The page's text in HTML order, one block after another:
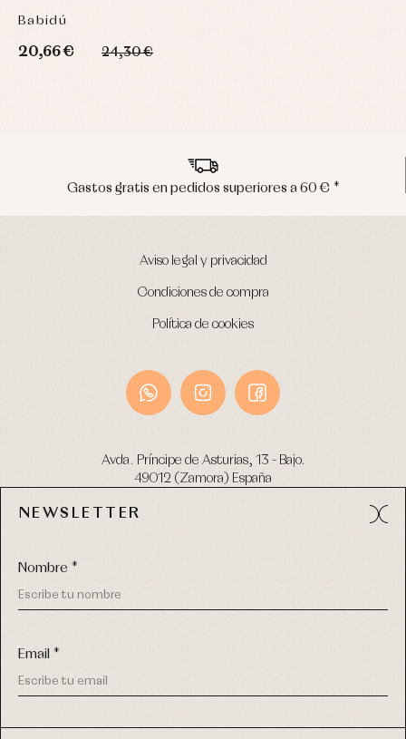
Babidú
20,66 € 24,30 €
Envíos en península en 24/48 horas
Aviso legal y privacidad
Condiciones de compra
Política de cookies
Avda. Príncipe de Asturias, 13 - Bajo.
49012 (Zamora) España
Tel: 980 049 683
NEWSLETTER
Nombre *
Email *